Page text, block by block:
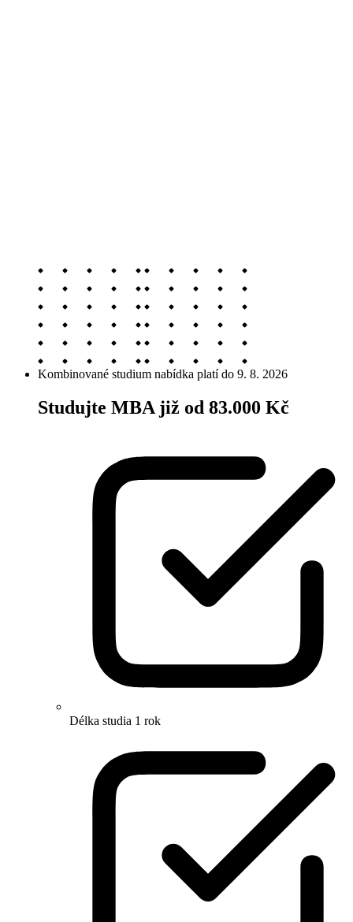
Kombinované studium nabídka platí do 9. 8. 2026
Studujte MBA již od 83.000 Kč
Délka studia 1 rok